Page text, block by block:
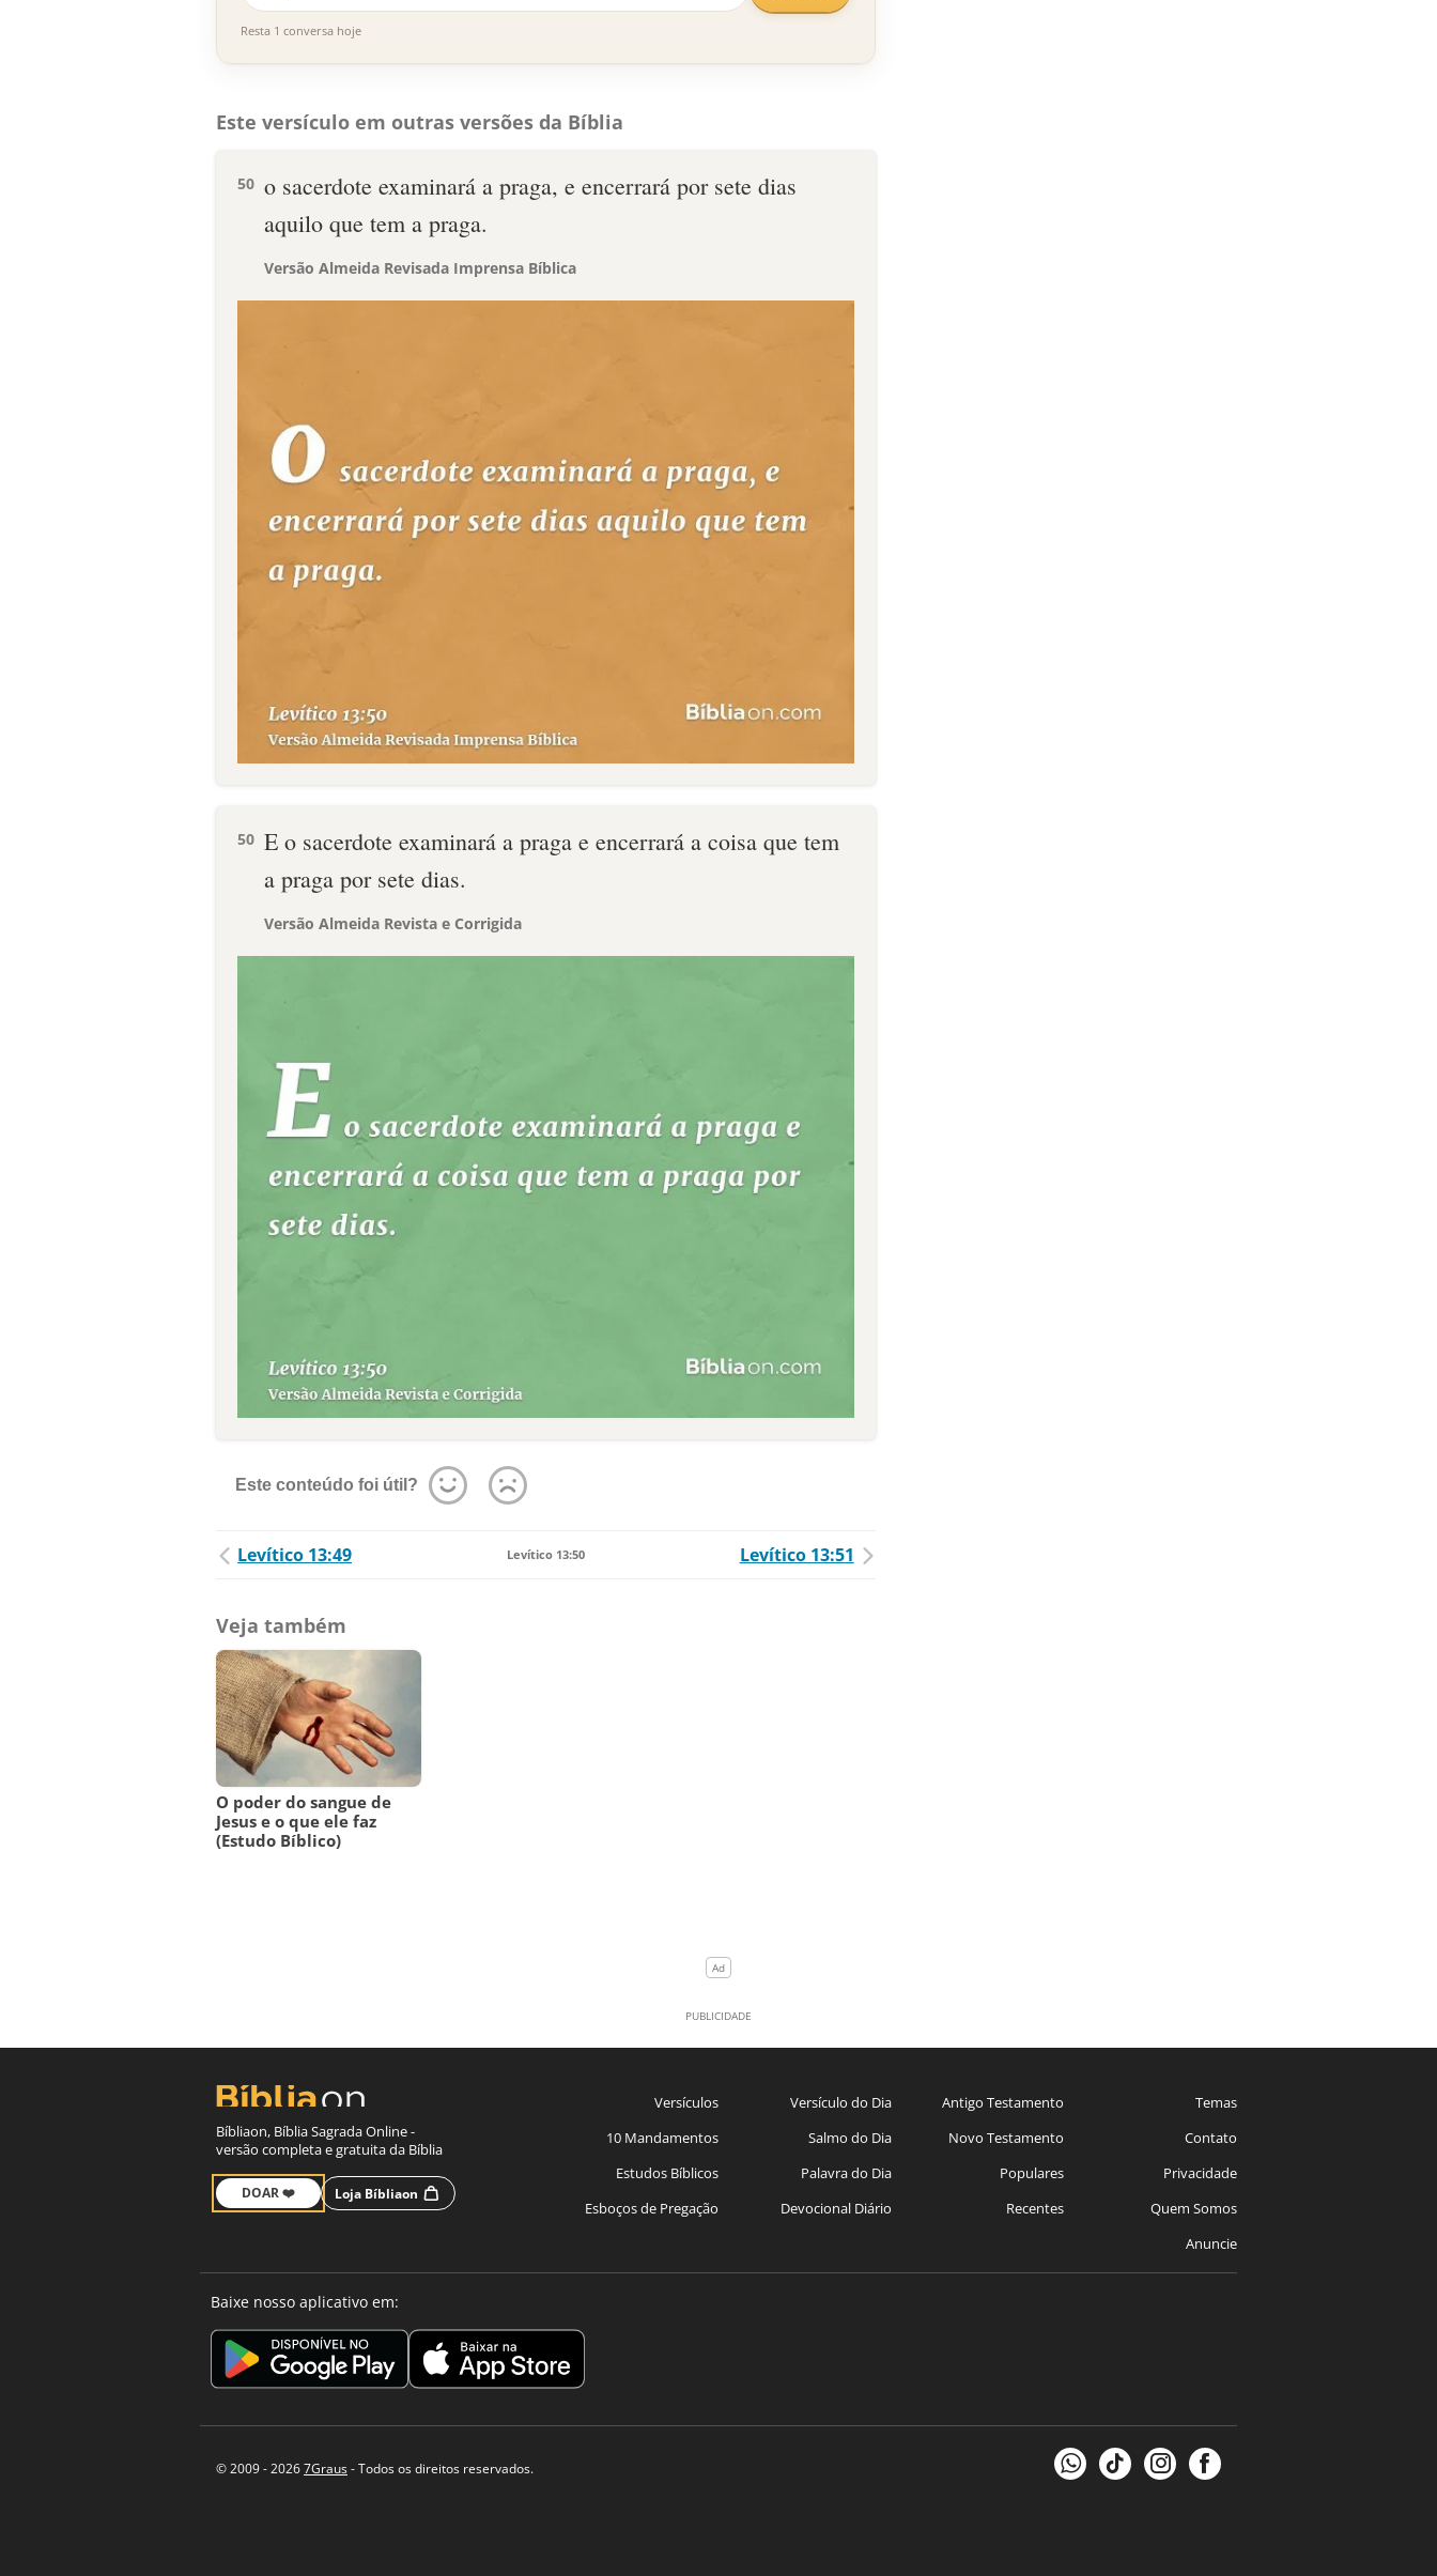
Resta 1 conversa hoje
Este versículo em outras versões da Bíblia
50 o sacerdote examinará a praga, e encerrará por sete dias
aquilo que tem a praga.
Versão Almeida Revisada Imprensa Bíblica
50 E o sacerdote examinará a praga e encerrará a coisa que tem
a praga por sete dias.
Versão Almeida Revista e Corrigida
Este conteúdo foi útil?
Levítico 13:49 Levítico 13:50 Levítico 13:51
Veja também
O poder do sangue de
Jesus e o que ele faz
(Estudo Bíblico)
Bíbliaon, Bíblia Sagrada Online -
versão completa e gratuita da Bíblia
DOAR ❤️ Loja Bíbliaon
Versículos
10 Mandamentos
Estudos Bíblicos
Esboços de Pregação
Versículo do Dia
Salmo do Dia
Palavra do Dia
Devocional Diário
Antigo Testamento
Novo Testamento
Populares
Recentes
Temas
Contato
Privacidade
Quem Somos
Anuncie
Baixe nosso aplicativo em:
© 2009 - 20267Graus- Todos os direitos reservados.